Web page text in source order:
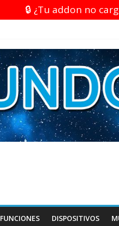
🔒 ¿Tu addon no
FUNCIONES DISPOSITIVOS